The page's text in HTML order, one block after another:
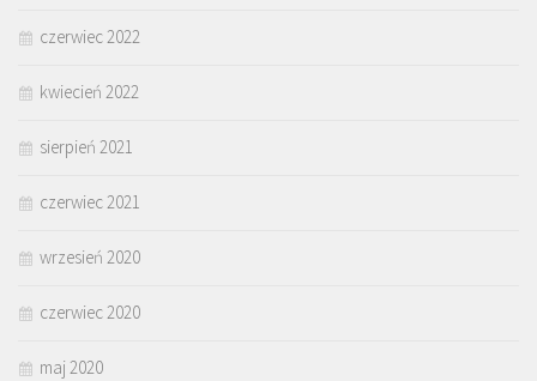
czerwiec 2022
kwiecień 2022
sierpień 2021
czerwiec 2021
wrzesień 2020
czerwiec 2020
maj 2020